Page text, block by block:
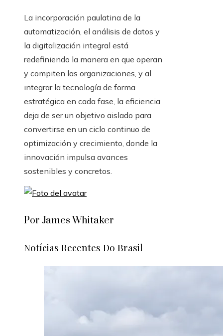
La incorporación paulatina de la
automatización, el análisis de datos y
la digitalización integral está
redefiniendo la manera en que operan
y compiten las organizaciones, y al
integrar la tecnología de forma
estratégica en cada fase, la eficiencia
deja de ser un objetivo aislado para
convertirse en un ciclo continuo de
optimización y crecimiento, donde la
innovación impulsa avances
sostenibles y concretos.
Por James Whitaker
Notícias Recentes Do Brasil